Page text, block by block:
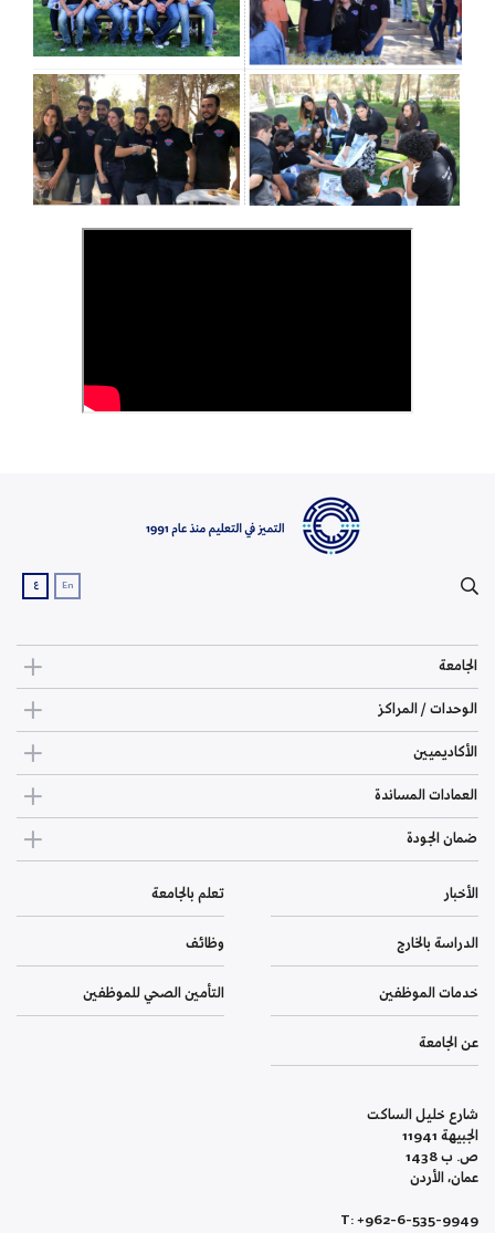
En ع
الجامعة
الوحدات / المراكز
الأكاديميين
العمادات المساندة
ضمان الجودة
الأخبار تعلم بالجامعة
الدراسة بالخارج وظائف
خدمات الموظفين التأمين الصحي للموظفين
عن الجامعة
شارع خليل الساكت
الجبيهة 11941
ص. ب 1438
عمان، الأردن
T: +962-6-535-9949